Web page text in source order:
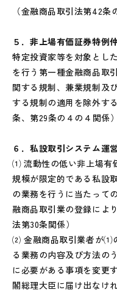
（金融商品取引法第42条
５．非上場有価証券特例
特定投資家等を対象とし
を行う第一種金融商品取
関する規制、兼業規制及
する規制の適用を除外す
条、第29条の４の４関係）
６．私設取引システム運
⑴ 流動性の低い非上場有
規模が限定的である私設
の業務を行うに当たって
融商品取引業の登録によ
法第30条関係）
⑵ 金融商品取引業者が⑴
る業務の内容及び方法の
に必要がある事項を変更
閣総理大臣に届け出なけ